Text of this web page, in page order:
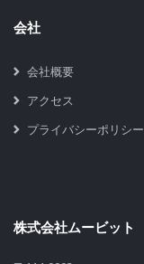
会社
会社概要
アクセス
プライバシーポリシー
株式会社ムービット